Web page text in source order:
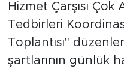
Hizmet Çarşısı Çok
Tedbirleri
Toplantısı"
şartlarının günlük